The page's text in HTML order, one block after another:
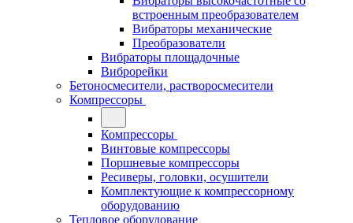
встроенным преобразователем
Вибраторы механические
Преобразователи
Вибраторы площадочные
Виброрейки
Бетоносмесители, растворосмесители
Компрессоры
Компрессоры
Винтовые компрессоры
Поршневые компрессоры
Ресиверы, головки, осушители
Комплектующие к компрессорному
оборудованию
Тепловое оборудование